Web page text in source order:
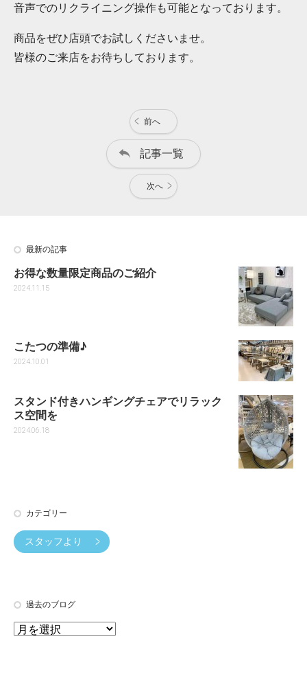
音声でのリクライニング操作も可能となっております。
商品をぜひ店頭でお試しくださいませ。
皆様のご来店をお待ちしております。
前へ
記事一覧
次へ
最新の記事
お得な数量限定商品のご紹介
2024.11.15
こたつの準備♪
2024.10.01
スタンド付きハンギングチェアでリラック
ス空間を
2024.06.18
カテゴリー
スタッフより
過去のブログ